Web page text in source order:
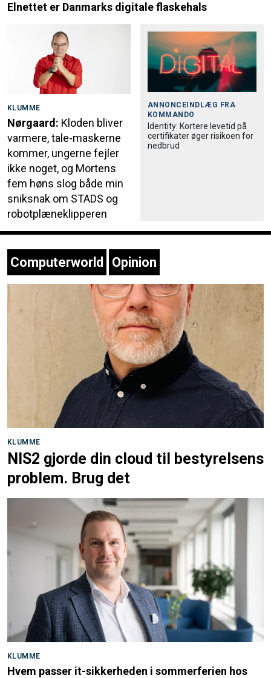
Elnettet er Danmarks digitale flaskehals
KLUMME
Nørgaard: Kloden bliver
varmere, tale-maskerne
kommer, ungerne fejler
ikke noget, og Mortens
fem høns slog både min
sniksnak om STADS og
robotplæneklipperen
ANNONCEINDLÆG FRA
KOMMANDO
Identity: Kortere levetid på
certifikater øger risikoen for
nedbrud
Computerworld Opinion
KLUMME
NIS2 gjorde din cloud til bestyrelsens
problem. Brug det
KLUMME
Hvem passer it-sikkerheden i sommerferien hos